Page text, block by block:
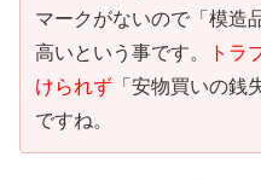
マークがないので「模造
高いという事です。
トラ
けられず 「安物買いの銭
ですね。